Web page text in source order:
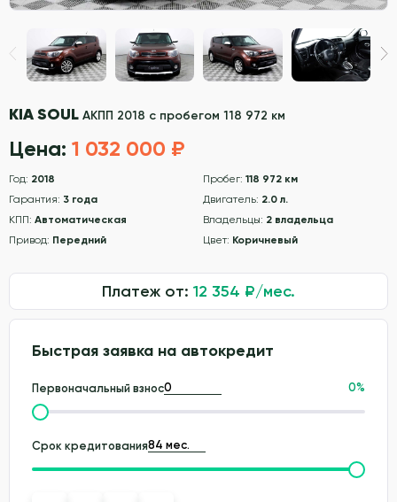
KIA SOUL АКПП 2018 с пробегом 118 972 км
Цена: 1 032 000 ₽
Год: 2018 Пробег: 118 972 км
Гарантия: 3 года Двигатель: 2.0 л.
КПП: Автоматическая Владельцы: 2 владельца
Привод: Передний Цвет: Коричневый
Платеж от: 12 354 ₽/мес.
Быстрая заявка на автокредит
Первоначальный взнос 0%
Срок кредитования